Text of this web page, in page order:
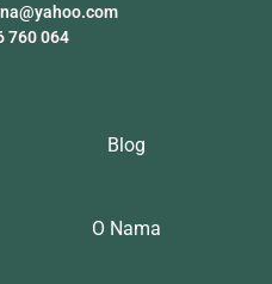
760 064
Blog
O Nama